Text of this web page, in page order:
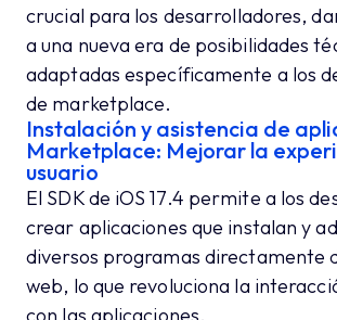
crucial para los desarrolladores,
a una nueva era de posibilidades
adaptadas específicamente a los
de marketplace.
Instalación y asistencia de
Marketplace: Mejorar la
usuario
El SDK de iOS 17.4 permite a los
crear aplicaciones que instalan y
diversos programas directamente
web, lo que revoluciona la
con las aplicaciones.